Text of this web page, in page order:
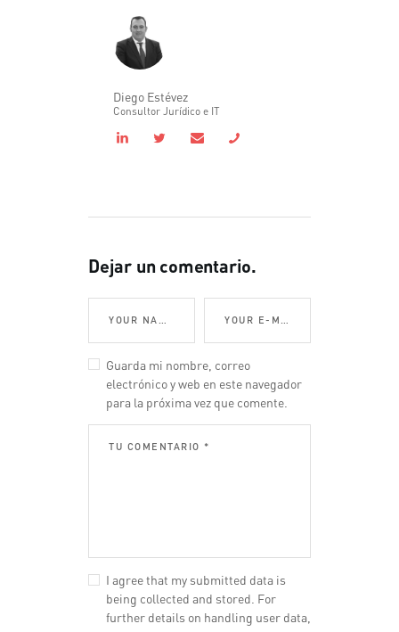
Diego Estévez
Consultor Jurídico e IT
Dejar un comentario.
Guarda mi nombre, correo
electrónico y web en este navegador
para la próxima vez que comente.
I agree that my submitted data is
being collected and stored. For
further details on handling user data,